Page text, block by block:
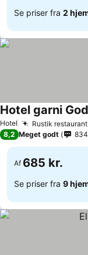
Se priser fra 2
Hotel Rustik
Hotel garni
8,2 Meget godt 834
Af 685 kr.
Se priser fra 9